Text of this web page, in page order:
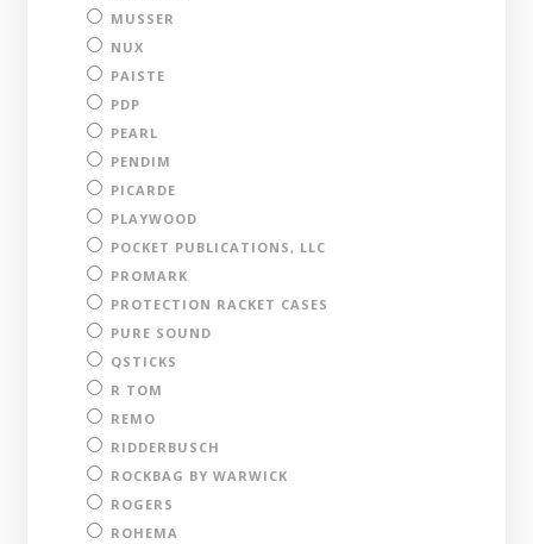
MUSSER
NUX
PAISTE
PDP
PEARL
PENDIM
PICARDE
PLAYWOOD
POCKET PUBLICATIONS, LLC
PROMARK
PROTECTION RACKET CASES
PURE SOUND
QSTICKS
R TOM
REMO
RIDDERBUSCH
ROCKBAG BY WARWICK
ROGERS
ROHEMA